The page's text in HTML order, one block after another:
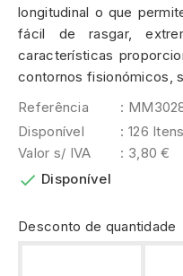
longitudinal o que
fácil de rasgar,
características
contornos fisionómicos,
Referência
:
Disponível
: 126 Itens
Valor s/ IVA
: 3,80 €
 Disponível
Desconto de quantidade